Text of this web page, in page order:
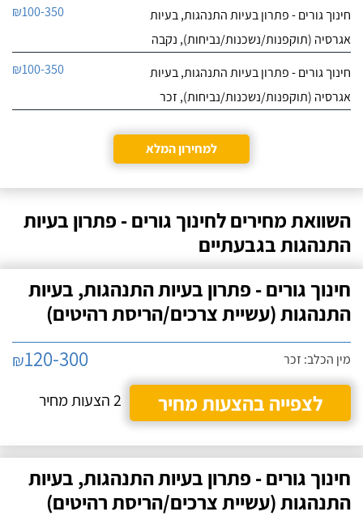
חינוך גורים - פתרון בעיות התנהגות, בעיות
אגרסיה (תוקפנות/נשכנות/נביחות), נקבה
₪100-350
חינוך גורים - פתרון בעיות התנהגות, בעיות
אגרסיה (תוקפנות/נשכנות/נביחות), זכר
₪100-350
למחירון המלא
השוואת מחירים לחינוך גורים - פתרון בעיות
התנהגות בגבעתיים
חינוך גורים - פתרון בעיות התנהגות, בעיות
התנהגות (עשיית צרכים/הריסת רהיטים)
מין הכלב: זכר ₪120-300
לצפייה בהצעות מחיר
2 הצעות מחיר
חינוך גורים - פתרון בעיות התנהגות, בעיות
התנהגות (עשיית צרכים/הריסת רהיטים)